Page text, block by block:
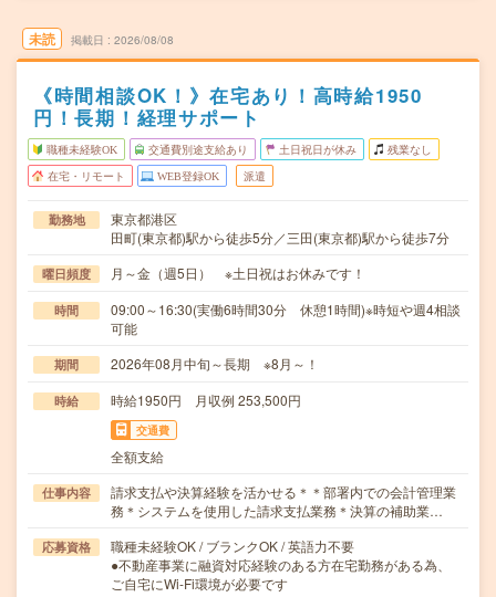
未読 掲載日 2026/08/08
《時間相談OK！》在宅あり！高時給1950
円！長期！経理サポート
職種未経験OK 交通費別途支給あり 土日祝日が休み 残業なし
在宅・リモート WEB登録OK 派遣
勤務地
東京都港区
田町(東京都)駅から徒歩5分／三田(東京都)駅から徒歩7分
曜日頻度 月～金（週5日） ※土日祝はお休みです！
時間
09:00～16:30(実働6時間30分 休憩1時間)※時短や週4相談
可能
期間 2026年08月中旬～長期 ※8月～！
時給 時給1950円 月収例 253,500円
交通費
全額支給
仕事内容
請求支払や決算経験を活かせる＊＊部署内での会計管理業
務＊システムを使用した請求支払業務＊決算の補助業…
応募資格
職種未経験OK / ブランクOK / 英語力不要
●不動産事業に融資対応経験のある方在宅勤務がある為、
ご自宅にWi-Fi環境が必要です